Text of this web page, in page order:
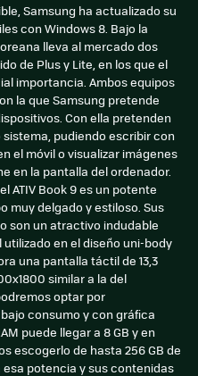
Samsung ha actualizado su
con Windows 8. Bajo la
lleva al mercado dos
de Plus y Lite, en los que el
importancia. Ambos equipos
la que Samsung pretende
Con ella pretenden
pudiendo escribir con
el móvil o visualizar imágenes
en la pantalla del ordenador.
ATIV Book 9 es un potente
muy delgado y estiloso. Sus
son un atractivo indudable
en el diseño uni-body
una pantalla táctil de 13,3
similar a la del
optar por
consumo y con gráfica
puede llegar a 8 GB y en
escogerlo de hasta 256 GB de
potencia y sus contenidas